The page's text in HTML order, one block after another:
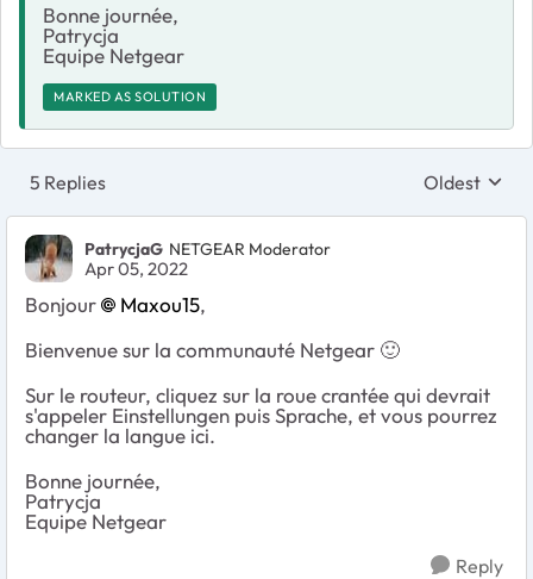
Bonne journée,
Patrycja
Equipe Netgear
MARKED AS SOLUTION
5 Replies Replies
Oldest
PatrycjaG NETGEAR Moderator
Apr 05, 2022
Bonjour Maxou15,
Bienvenue sur la communauté Netgear 🙂
Sur le routeur, cliquez sur la roue crantée qui devrait
s'appeler Einstellungen puis Sprache, et vous pourrez
changer la langue ici.
Bonne journée,
Patrycja
Equipe Netgear
Reply